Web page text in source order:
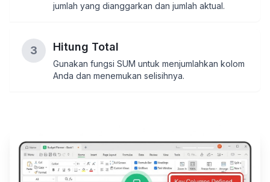
jumlah yang dianggarkan dan jumlah aktual.
3 Hitung Total
Gunakan fungsi SUM untuk menjumlahkan kolom
Anda dan menemukan selisihnya.